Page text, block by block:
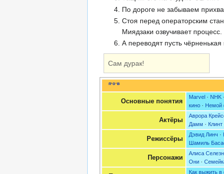
По дороге не забываем
Стоя перед операторским
Миядзаки озвучивает процесс.
А переводят пусть
Сам дурак!
п·о·в
Основные понятия
Marvel · NHK ·
кино · Немой
Актёры
Аврора
Дамм ·
Режиссёры
Дэвид Линч ·
Шамиль
Персонажи
Алиса
Они ·
Как выжить